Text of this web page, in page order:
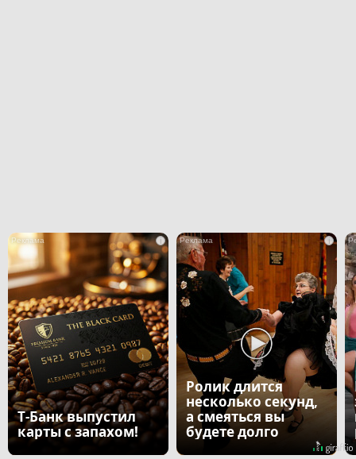
i
Т-Банк выпустил
карты с запахом!
i
Ролик длится
несколько секунд,
а смеяться вы
будете долго